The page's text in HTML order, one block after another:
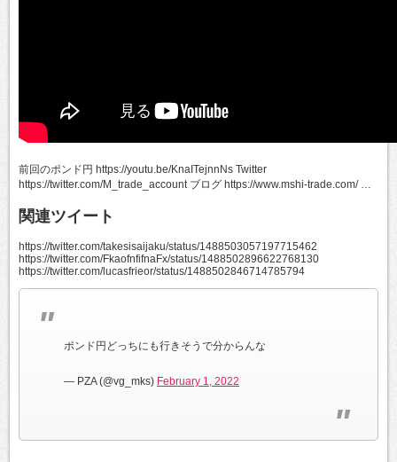
前回のポンド円 https://youtu.be/KnaITejnnNs Twitter
https://twitter.com/M_trade_account ブログ https://www.mshi-trade.com/ …
関連ツイート
https://twitter.com/takesisaijaku/status/1488503057197715462
https://twitter.com/FkaofnfifnaFx/status/1488502896622768130
https://twitter.com/lucasfrieor/status/1488502846714785794
ポンド円どっちにも行きそうで分からんな
— PZA (@vg_mks) February 1, 2022